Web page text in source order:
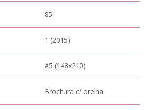
85
1 (2015)
A5 (148x210)
Brochura c/ orelha